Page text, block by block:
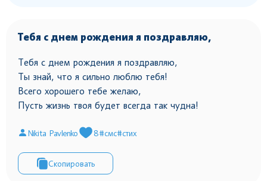
Тебя с днем рождения я поздравляю,
Тебя с днем рождения я поздравляю,
Ты знай, что я сильно люблю тебя!
Всего хорошего тебе желаю,
Пусть жизнь твоя будет всегда так чудна!
Nikita Pavlenko 8#смс#стих
Скопировать